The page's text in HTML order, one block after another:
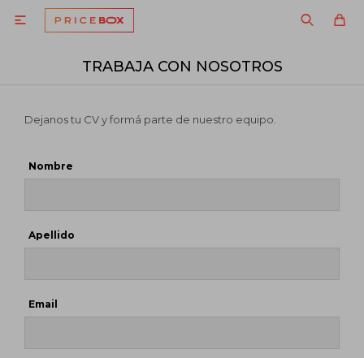

TRABAJA CON NOSOTROS
Dejanos tu CV y formá parte de nuestro equipo.
Nombre
Apellido
Email